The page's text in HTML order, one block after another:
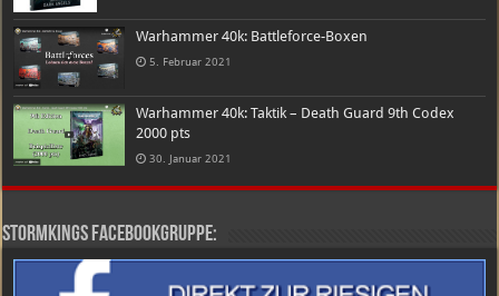
Warhammer 40k: Battleforce-Boxen
5. Februar 2021
Warhammer 40k: Taktik – Death Guard 9th Codex
2000 pts
30. Januar 2021
Stormkings Facebookgruppe: